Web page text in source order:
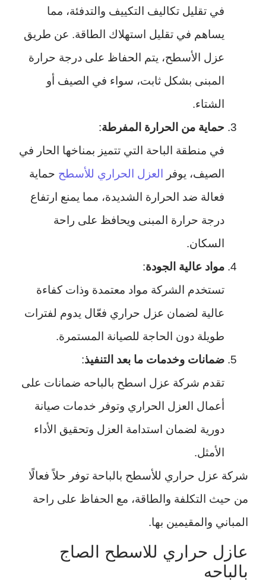
في تقليل تكاليف التكييف والتدفئة، مما
يساهم في تقليل استهلاك الطاقة. عن طريق
عزل الأسطح، يتم الحفاظ على درجة حرارة
المبنى بشكل ثابت، سواء في الصيف أو
الشتاء.
حماية من الحرارة المفرطة:
في منطقة الباحة التي تتميز بمناخها الحار في
الصيف، يوفر
العزل الحراري للأسطح حماية
فعالة ضد الحرارة الشديدة، مما يمنع ارتفاع
درجة حرارة المبنى ويحافظ على راحة
السكان.
مواد عالية الجودة:
تستخدم الشركة مواد معتمدة وذات كفاءة
عالية لضمان عزل حراري فعّال يدوم لفترات
طويلة دون الحاجة للصيانة المستمرة.
ضمانات وخدمات ما بعد التنفيذ:
تقدم شركة عزل اسطح بالباحه ضمانات على
أعمال العزل الحراري وتوفر خدمات صيانة
دورية لضمان استدامة العزل وتحقيق الأداء
الأمثل.
شركة عزل حراري للأسطح بالباحة توفر حلاً فعالًا
من حيث التكلفة والطاقة، مع الحفاظ على راحة
المباني والمقيمين بها.
عازل حراري للاسطح الصاج
بالباحه